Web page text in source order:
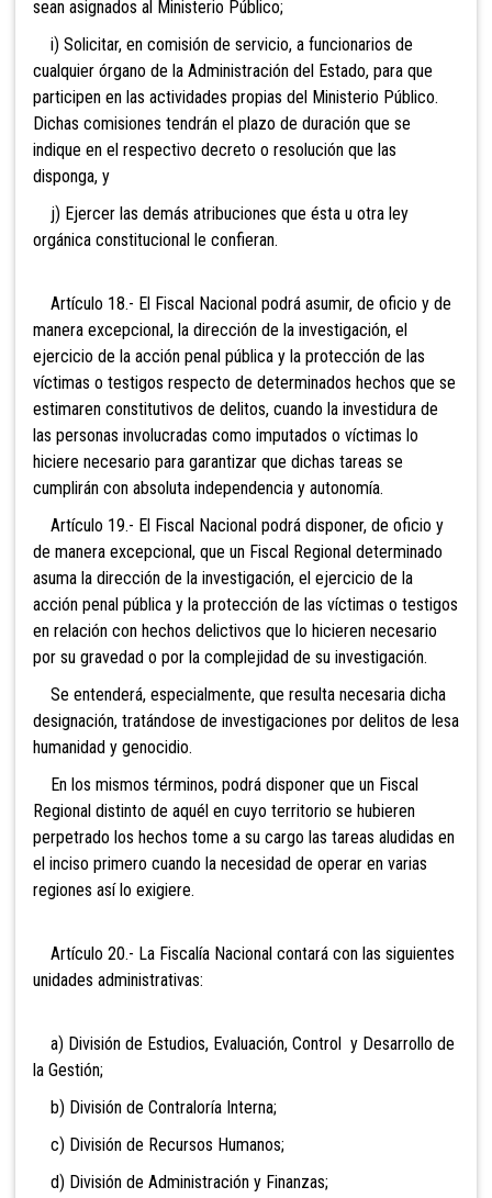
sean asignados al Ministerio Público;
i) Solicitar, en comisión de servicio, a funcionarios de
cualquier órgano de la Administración del Estado, para que
participen en las actividades propias del Ministerio Público.
Dichas comisiones tendrán el plazo de duración que se
indique en el respectivo decreto o resolución que las
disponga, y
j) Ejercer las demás atribuciones que ésta u otra ley
orgánica constitucional le confieran.
Artículo 18.- El Fiscal Nacional podrá asumir, de oficio y de
manera excepcional, la dirección de la investigación, el
ejercicio de la acción penal pública y la protección de las
víctimas o testigos respecto de determinados hechos que se
estimaren constitutivos de delitos, cuando la investidura de
las personas involucradas como imputados o víctimas lo
hiciere necesario para garantizar que dichas tareas se
cumplirán con absoluta independencia y autonomía.
Artículo 19.- El Fiscal Nacional podrá disponer, de oficio y
de manera excepcional, que un Fiscal Regional determinado
asuma la dirección de la investigación, el ejercicio de la
acción penal pública y la protección de las víctimas o testigos
en relación con hechos delictivos que lo hicieren necesario
por su gravedad o por la complejidad de su investigación.
Se entenderá, especialmente, que resulta necesaria dicha
designación, tratándose de investigaciones por delitos de lesa
humanidad y genocidio.
En los mismos términos, podrá disponer que un Fiscal
Regional distinto de aquél en cuyo territorio se hubieren
perpetrado los hechos tome a su cargo las tareas aludidas en
el inciso primero cuando la necesidad de operar en varias
regiones así lo exigiere.
Artículo 20.- La Fiscalía Nacional contará con las siguientes
unidades administrativas:
a) División de Estudios, Evaluación, Control y Desarrollo de
la Gestión;
b) División de Contraloría Interna;
c) División de Recursos Humanos;
d) División de Administración y Finanzas;